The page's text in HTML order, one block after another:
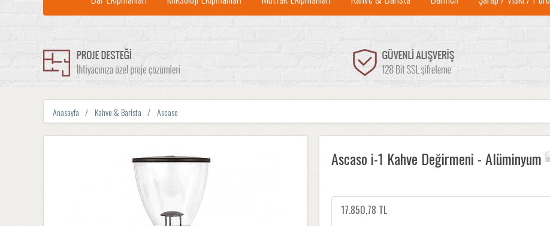
Anasayfa Kahve & Barista Ascaso
Ascaso i-1 Kahve Değirmeni - Alüminyum
17.850,78 TL